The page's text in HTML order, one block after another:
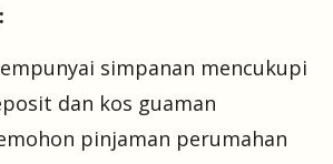
simpanan mencukupi
dan kos guaman
pinjaman perumahan